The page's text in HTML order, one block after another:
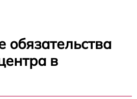
обязательства
в